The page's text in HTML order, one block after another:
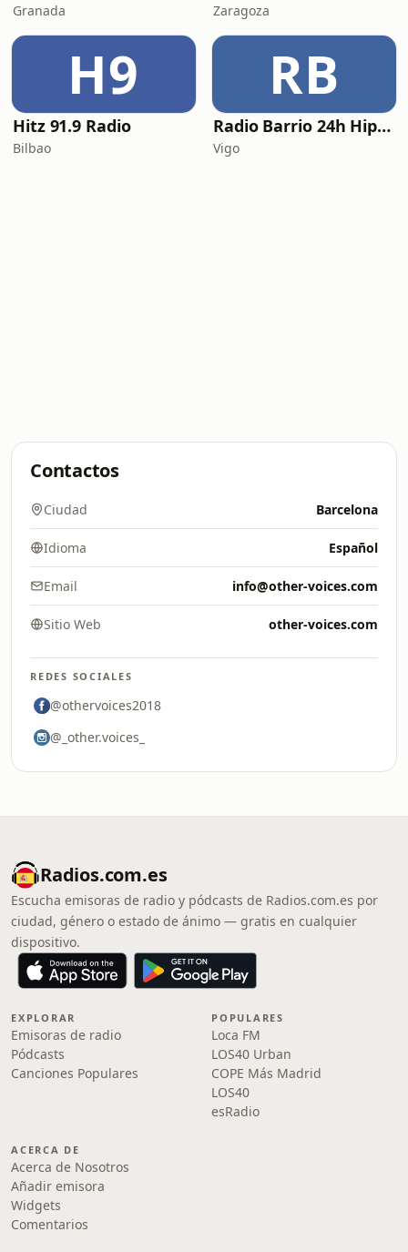
Granada Zaragoza
H9
Hitz 91.9 Radio
Bilbao
RB
Radio Barrio 24h HipHop
Vigo
Contactos
Ciudad Barcelona
Idioma Español
Email info@other-voices.com
Sitio Web other-voices.com
REDES SOCIALES
@othervoices2018
@_other.voices_
Radios.com.es
Escucha emisoras de radio y pódcasts de Radios.com.es por
ciudad, género o estado de ánimo — gratis en cualquier
dispositivo.
EXPLORAR
Emisoras de radio
Pódcasts
Canciones Populares
POPULARES
Loca FM
LOS40 Urban
COPE Más Madrid
LOS40
esRadio
ACERCA DE
Acerca de Nosotros
Añadir emisora
Widgets
Comentarios